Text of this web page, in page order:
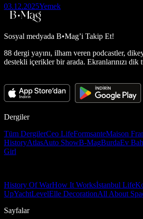
03.12.2025Yemek
Sosyal medyada B•Mag’i Takip Et!
88 dergi yayını, ilham veren podcastler,
destekli içerikler bir arada. Ekranlarınızı dik
Dergiler
Tüm DergilerCeo LifeFormsanteMaison
HistoryAtlasAuto ShowB-MagBurdaEv
Girl
History Of WarHow It Worksİstanbul Life
UpYachtLevelElle DecorationAll About
Sayfalar